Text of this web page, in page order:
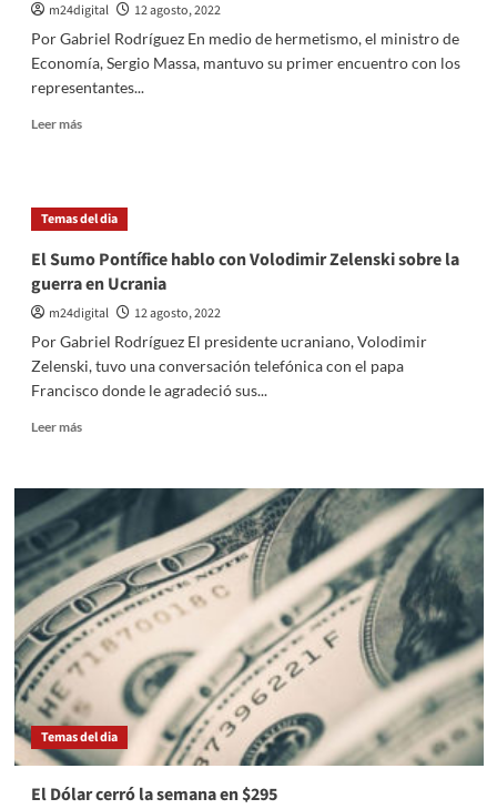
al
campo»
m24digital
12 agosto, 2022
Por Gabriel Rodríguez En medio de hermetismo, el ministro de
Economía, Sergio Massa, mantuvo su primer encuentro con los
representantes...
Leer másLeer
Mesa
de
le
pido
a
bajar
los
impuestos
Temas del dia
El Sumo Pontífice hablo con Volodimir Zelenski sobre la
guerra en Ucrania
m24digital
12 agosto, 2022
Por Gabriel Rodríguez El presidente ucraniano, Volodimir
Zelenski, tuvo una conversación telefónica con el papa
Francisco donde le agradeció sus...
Leer másLeer
El
Sumo
Pontífice
hablo
con
Volodimir
Zelenski
sobre
la
guerra
en
Ucrania
Temas del dia
El Dólar cerró la semana en $295